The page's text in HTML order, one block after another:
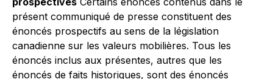
présent communiqué de presse constituent des
énoncés prospectifs au sens de la législation
canadienne sur les valeurs mobilières. Tous les
énoncés inclus aux présentes, autres que les
énoncés de faits historiques, sont des énoncés